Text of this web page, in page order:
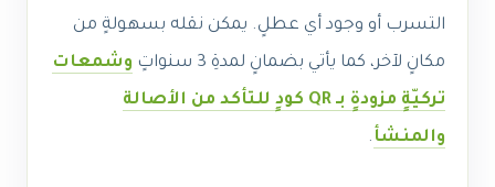
التسرب أو وجود أي عطلٍ. يمكن نقله بسهولةٍ من
مكانٍ لآخر، كما يأتي بضمانٍ لمدةِ 3 سنواتٍ
وشمعات
تركيّةٍ مزودةٍ بـ QR كودٍ للتأكد من الأصالة
والمنشأ .